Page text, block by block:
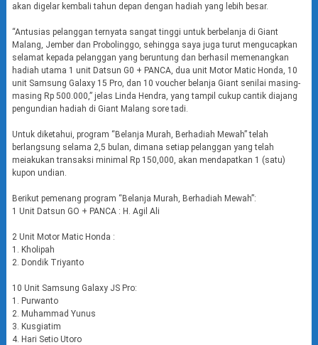
akan digelar kembali tahun depan dengan hadiah yang lebih besar.
“Antusias pelanggan ternyata sangat tinggi untuk berbelanja di Giant
Malang, Jember dan Probolinggo, sehingga saya juga turut mengucapkan
selamat kepada pelanggan yang beruntung dan berhasil memenangkan
hadiah utama 1 unit Datsun G0 + PANCA, dua unit Motor Matic Honda, 10
unit Samsung Galaxy 15 Pro, dan 10 voucher belanja Giant senilai masing-
masing Rp 500.000,” jelas Linda Hendra, yang tampil cukup cantik diajang
pengundian hadiah di Giant Malang sore tadi.
Untuk diketahui, program “Belanja Murah, Berhadiah Mewah” telah
berlangsung selama 2,5 bulan, dimana setiap pelanggan yang telah
meiakukan transaksi minimal Rp 150,000, akan mendapatkan 1 (satu)
kupon undian.
Berikut pemenang program “Belanja Murah, Berhadiah Mewah”:
1 Unit Datsun GO + PANCA : H. Agil Ali
2 Unit Motor Matic Honda :
1. Kholipah
2. Dondik Triyanto
10 Unit Samsung Galaxy JS Pro:
1. Purwanto
2. Muhammad Yunus
3. Kusgiatim
4. Hari Setio Utoro